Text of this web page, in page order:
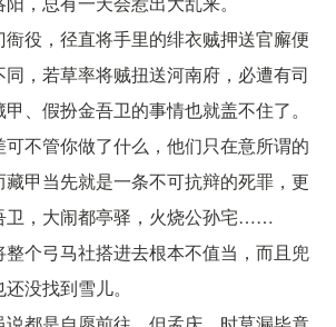
衙役，径直将手里的绯衣贼押送官廨便
，若草率将贼扭送河南府，必遭有司
、假扮金吾卫的事情也就盖不住了。
不管你做了什么，他们只在意所谓的
甲当先就是一条不可抗辩的死罪，更
卫，大闹都亭驿，火烧公孙宅……
整个弓马社搭进去根本不值当，而且兜
没找到雪儿。